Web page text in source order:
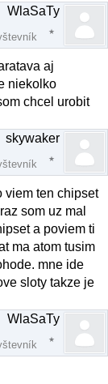
WlaSaTy
aj
niekolko
chcel urobit
skywaker
viem ten chipset
som uz mal
a poviem ti
ma atom tusim
mne ide
sloty takze je
WlaSaTy